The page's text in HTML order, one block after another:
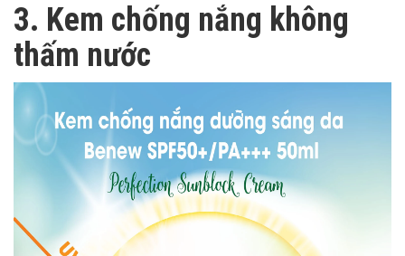
3. Kem chống nắng không
thấm nước